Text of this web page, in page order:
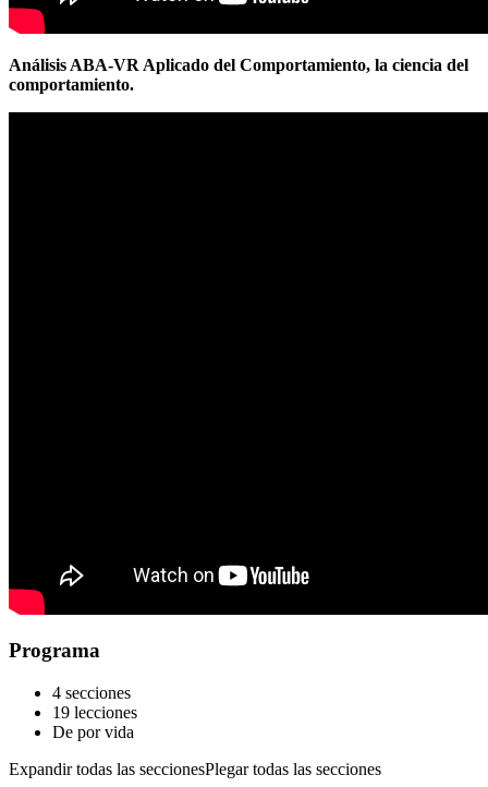
Análisis ABA-VR Aplicado del Comportamiento, la ciencia del
comportamiento.
Programa
4 secciones
19 lecciones
De por vida
Expandir todas las seccionesPlegar todas las secciones